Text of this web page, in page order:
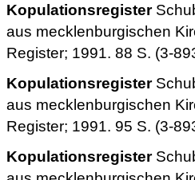
Kopulationsregister
aus mecklenburgischen
Register; 1991. 88 S. (3-
Kopulationsregister
aus mecklenburgischen
Register; 1991. 95 S. (3-
Kopulationsregister